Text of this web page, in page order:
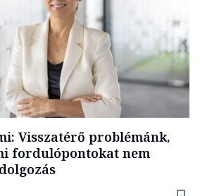
Visszatérő problémánk,
fordulópontokat nem